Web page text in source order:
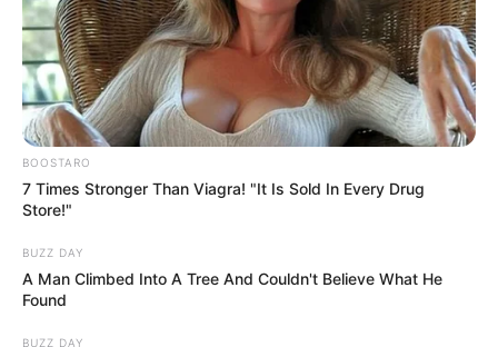
BOOSTARO
7 Times Stronger Than Viagra! "It Is Sold In Every Drug
Store!"
BUZZ DAY
A Man Climbed Into A Tree And Couldn't Believe What He
Found
BUZZ DAY